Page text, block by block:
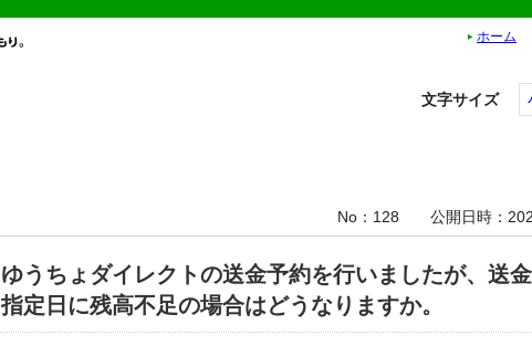
ホーム
文字サイズ
No 128 公開日時
ゆうちょダイレクトの送金予約を行いましたが、送金
指定日に残高不足の場合はどうなりますか。